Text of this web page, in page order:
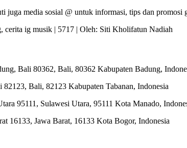
media sosial @ untuk informasi, tips dan promosi
cerita ig musik | 5717 | Oleh: Siti Kholifatun Nadiah
Bali 80362, Bali, 80362 Kabupaten Badung,
Bali, 82123 Kabupaten Tabanan, Indonesia
95111, Sulawesi Utara, 95111 Kota Manado,
16133, Jawa Barat, 16133 Kota Bogor, Indonesia